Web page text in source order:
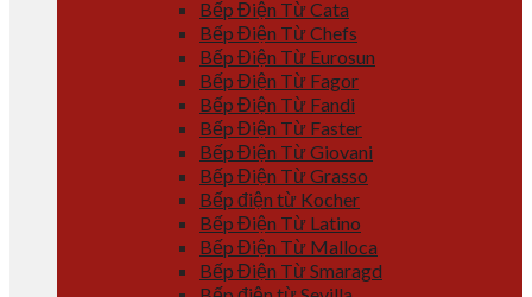
Bếp Điện Từ Cata
Bếp Điện Từ Chefs
Bếp Điện Từ Eurosun
Bếp Điện Từ Fagor
Bếp Điện Từ Fandi
Bếp Điện Từ Faster
Bếp Điện Từ Giovani
Bếp Điện Từ Grasso
Bếp điện từ Kocher
Bếp Điện Từ Latino
Bếp Điện Từ Malloca
Bếp Điện Từ Smaragd